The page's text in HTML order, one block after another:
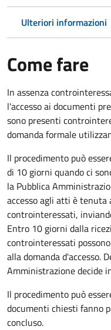
Ulteriori informazioni
Come fare
In assenza
l'accesso ai documenti
sono presenti
domanda formale
Il procedimento può
di 10 giorni quando ci
la Pubblica
accesso agli atti è tenuta
controinteressati,
Entro 10 giorni dalla
controinteressati
alla domanda d'accesso.
Amministrazione decide
Il procedimento può
documenti chiesti fanno
concluso.